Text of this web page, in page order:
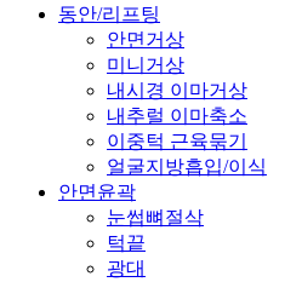
동안/리프팅
안면거상
미니거상
내시경 이마거상
내추럴 이마축소
이중턱 근육묶기
얼굴지방흡입/이식
안면윤곽
눈썹뼈절삭
턱끝
광대